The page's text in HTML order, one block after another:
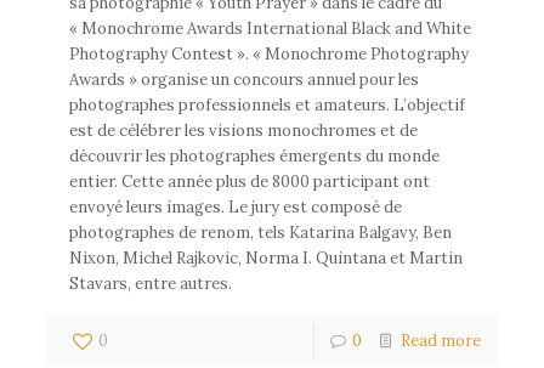
« Monochrome Awards International Black and White
Photography Contest ». « Monochrome Photography
Awards » organise un concours annuel pour les
photographes professionnels et amateurs. L’objectif
est de célébrer les visions monochromes et de
découvrir les photographes émergents du monde
entier. Cette année plus de 8000 participant ont
envoyé leurs images. Le jury est composé de
photographes de renom, tels Katarina Balgavy, Ben
Nixon, Michel Rajkovic, Norma I. Quintana et Martin
Stavars, entre autres.
0 0 Read more